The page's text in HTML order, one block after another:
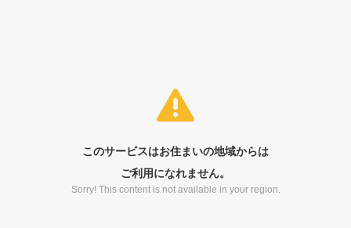
このサービスはお住まいの地域からは
ご利用になれません。
Sorry! This content is not available in your region.